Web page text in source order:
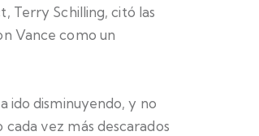
Terry Schilling, citó las
Vance como un
ido disminuyendo, y no
vez más descarados